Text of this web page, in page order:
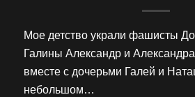
Мое детство украли фашисты
Галины Александр и
вместе с дочерьми Галей и
небольшом…